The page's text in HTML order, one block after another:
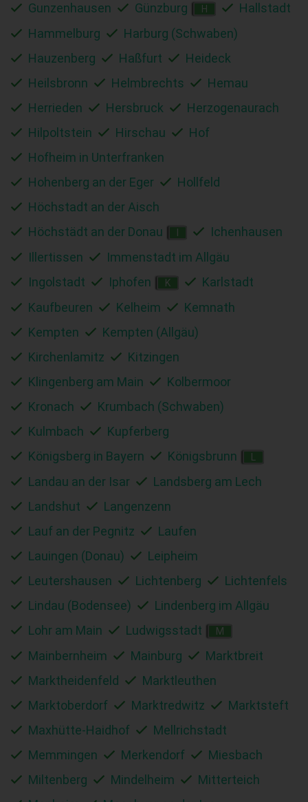
Gunzenhausen Günzburg H
Hallstadt
Hammelburg
Harburg (Schwaben)
Hauzenberg
Haßfurt
Heideck
Heilsbronn
Helmbrechts
Hemau
Herrieden
Hersbruck
Herzogenaurach
Hilpoltstein
Hirschau
Hof
Hofheim in Unterfranken
Hohenberg an der Eger
Hollfeld
Höchstadt an der Aisch
Höchstädt an der Donau
Ichenhausen
Illertissen
Immenstadt im Allgäu
Ingolstadt
Iphofen K
Karlstadt
Kaufbeuren
Kelheim
Kemnath
Kempten
Kempten (Allgäu)
Kirchenlamitz
Kitzingen
Klingenberg am Main
Kolbermoor
Kronach
Krumbach (Schwaben)
Kulmbach
Kupferberg
Königsberg in Bayern
Königsbrunn
Landau an der Isar
Landsberg am Lech
Landshut
Langenzenn
Lauf an der Pegnitz
Laufen
Lauingen (Donau)
Leipheim
Leutershausen
Lichtenberg
Lichtenfels
Lindau (Bodensee)
Lindenberg im Allgäu
Lohr am Main
Ludwigsstadt M
Mainbernheim Mainburg
Marktbreit
Marktheidenfeld
Marktleuthen
Marktoberdorf
Marktredwitz
Marktsteft
Maxhütte-Haidhof
Mellrichstadt
Memmingen
Merkendorf
Miesbach
Miltenberg
Mindelheim
Mitterteich